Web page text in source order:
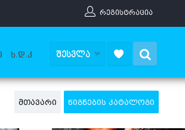
ᲠᲔᲒᲘᲡᲢᲠᲐᲪᲘᲐ
Ხ.Დ.Კ ᲨᲔᲡᲕᲚᲐ
ᲛᲗᲐᲕᲐᲠᲘ ᲬᲘᲒᲜᲔᲑᲘᲡ ᲙᲐᲢᲐᲚᲝᲒᲘ